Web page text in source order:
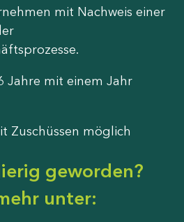
mit Nachweis einer
Jahre mit einem Jahr
Zuschüssen möglich
geworden?
unter: